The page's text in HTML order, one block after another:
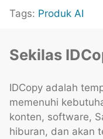
Tags: Produk AI
Sekilas
IDCopy adalah
memenuhi
konten, software,
hiburan, dan akan